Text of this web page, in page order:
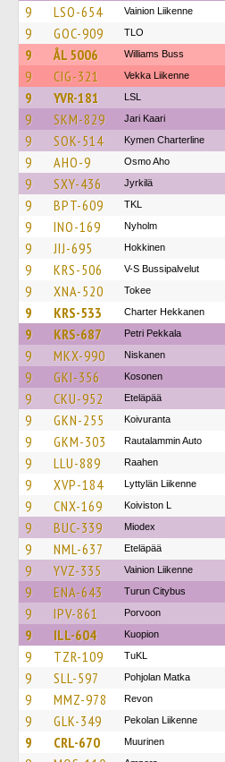
9 LSO-654 Vainion Liikenne
9 GOC-909 TLO
9 ÅL 5006 Williams Buss
9 CIG-321 Vekka Liikenne
9 YVR-181 LSL
9 SKM-829 Jari Kaari
9 SOK-514 Kymen Charterline
9 AHO-9 Osmo Aho
9 SXY-436 Jyrkilä
9 BPT-609 TKL
9 INO-169 Nyholm
9 JIJ-695 Hokkinen
9 KRS-506 V-S Bussipalvelut
9 XNA-520 Tokee
9 KRS-533 Charter Hekkanen
9 KRS-687 Petri Pekkala
9 MKX-990 Niskanen
9 GKI-356 Kosonen
9 CKU-952 Eteläpää
9 GKN-255 Koivuranta
9 GKM-303 Rautalammin Auto
9 LLU-889 Raahen
9 XVP-184 Lyttylän Liikenne
9 CNX-169 Koiviston L
9 BUC-339 Miodex
9 NML-637 Eteläpää
9 YVZ-335 Vainion Liikenne
9 ENA-643 Turun Citybus
9 IPV-861 Porvoon
9 ILL-604 Kuopion
9 TZR-109 TuKL
9 SLL-597 Pohjolan Matka
9 MMZ-978 Revon
9 GLK-349 Pekolan Liikenne
9 CRL-670 Muurinen